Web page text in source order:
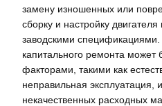
замену изношенных или
сборку и настройку двигателя
заводскими
капитального ремонта может
факторами, такими как
неправильная эксплуатация,
некачественных расходных